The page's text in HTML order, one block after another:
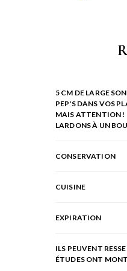
5 CM DE LARGE
PEP'S DANS VOS
MAIS ATTENTION !
LARDONS À UN
CONSERVATION
CUISINE
EXPIRATION
ILS PEUVENT
ÉTUDES ONT